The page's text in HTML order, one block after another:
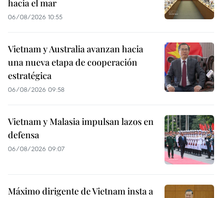
hacia el mar
06/08/2026 10:55
Vietnam y Australia avanzan hacia
una nueva etapa de cooperación
estratégica
06/08/2026 09:58
Vietnam y Malasia impulsan lazos en
defensa
06/08/2026 09:07
Máximo dirigente de Vietnam insta a